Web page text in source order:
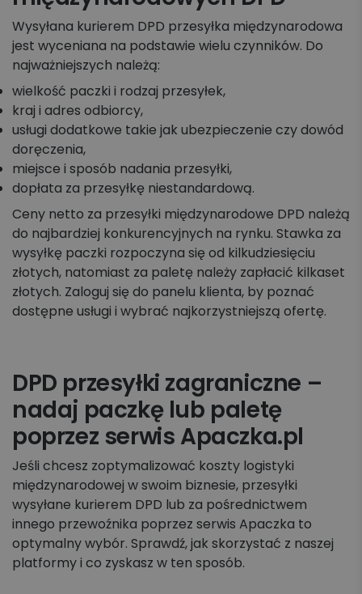
Wysyłana kurierem DPD przesyłka międzynarodowa
jest wyceniana na podstawie wielu czynników. Do
najważniejszych należą:
wielkość paczki i rodzaj przesyłek,
kraj i adres odbiorcy,
usługi dodatkowe takie jak ubezpieczenie czy dowód
doręczenia,
miejsce i sposób nadania przesyłki,
dopłata za przesyłkę niestandardową.
Ceny netto za przesyłki międzynarodowe DPD należą
do najbardziej konkurencyjnych na rynku. Stawka za
wysyłkę paczki rozpoczyna się od kilkudziesięciu
złotych, natomiast za paletę należy zapłacić kilkaset
złotych. Zaloguj się do panelu klienta, by poznać
dostępne usługi i wybrać najkorzystniejszą ofertę.
DPD przesyłki zagraniczne –
nadaj paczkę lub paletę
poprzez serwis Apaczka.pl
Jeśli chcesz zoptymalizować koszty logistyki
międzynarodowej w swoim biznesie, przesyłki
wysyłane kurierem DPD lub za pośrednictwem
innego przewoźnika poprzez serwis Apaczka to
optymalny wybór. Sprawdź, jak skorzystać z naszej
platformy i co zyskasz w ten sposób.